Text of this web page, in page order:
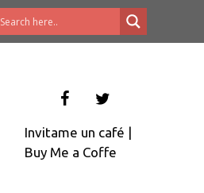
Invitame un café |
Buy Me a Coffe